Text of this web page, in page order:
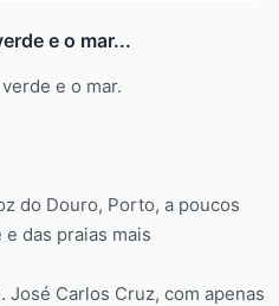
e o mar...
e o mar.
do Douro, Porto, a poucos
das praias mais
Carlos Cruz, com apenas